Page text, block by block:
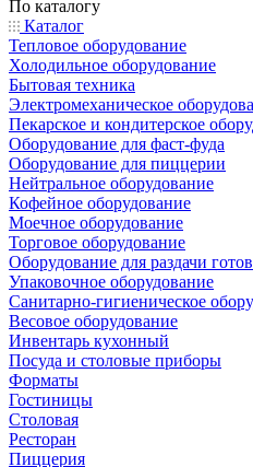
По каталогу
Каталог
Тепловое оборудование
Холодильное оборудование
Бытовая техника
Электромеханическое
Пекарское и кондитерское
Оборудование для фаст-фуда
Оборудование для пиццерии
Нейтральное оборудование
Кофейное оборудование
Моечное оборудование
Торговое оборудование
Оборудование для раздачи
Упаковочное оборудование
Санитарно-гигиеническое
Весовое оборудование
Инвентарь кухонный
Посуда и столовые приборы
Форматы
Гостиницы
Столовая
Ресторан
Пиццерия